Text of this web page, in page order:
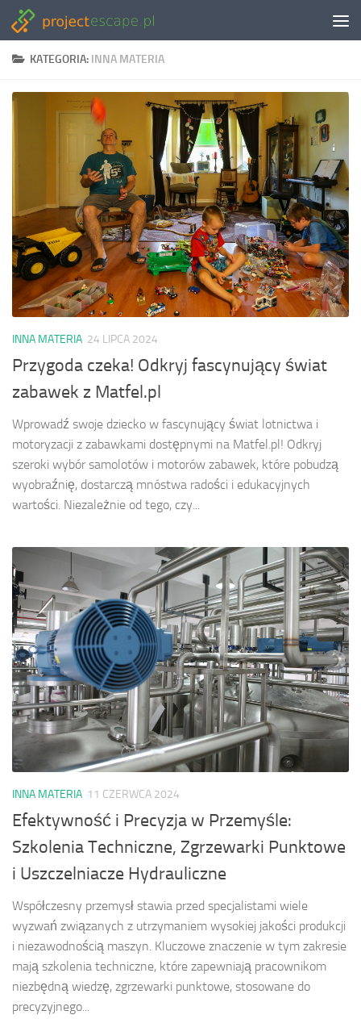
Skip to content
KATEGORIA: INNA MATERIA
INNA MATERIA 24 LIPCA 2024
Przygoda czeka! Odkryj fascynujący świat
zabawek z Matfel.pl
Wprowadź swoje dziecko w fascynujący świat lotnictwa i
motoryzacji z zabawkami dostępnymi na Matfel.pl! Odkryj
szeroki wybór samolotów i motorów zabawek, które pobudzą
wyobraźnię, dostarczą mnóstwa radości i edukacyjnych
wartości. Niezależnie od tego, czy...
INNA MATERIA 11 CZERWCA 2024
Efektywność i Precyzja w Przemyśle:
Szkolenia Techniczne, Zgrzewarki Punktowe
i Uszczelniacze Hydrauliczne
Współczesny przemysł stawia przed specjalistami wiele
wyzwań związanych z utrzymaniem wysokiej jakości produkcji
i niezawodnością maszyn. Kluczowe znaczenie w tym zakresie
mają szkolenia techniczne, które zapewniają pracownikom
niezbędną wiedzę, zgrzewarki punktowe, stosowane do
precyzyjnego...